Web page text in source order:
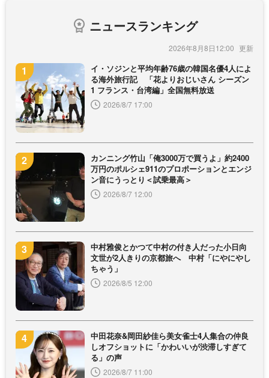
ニュースランキング
2026年8月8日12:00
イ・ソジンと平均年齢76歳の韓国名優4人によ
る海外旅行記 「花よりおじいさん シーズン
1 フランス・台湾編」全国無料放送
2026/8/7 17:00
カンニング竹山「俺3000万で買うよ」約2400
万円のポルシェ911のプロポーションとエンジ
ン音にうっとり＜試乗最高＞
2026/8/7 12:00
中村雅俊とかつて中村の付き人だった小日向
文世が2人きりの京都旅へ 中村「にやにやし
ちゃう」
2026/8/5 12:00
中田花奈&岡田紗佳ら美女雀士4人集合の仲良
しオフショットに「かわいいが渋滞しすぎて
る」の声
2026/8/7 11:00